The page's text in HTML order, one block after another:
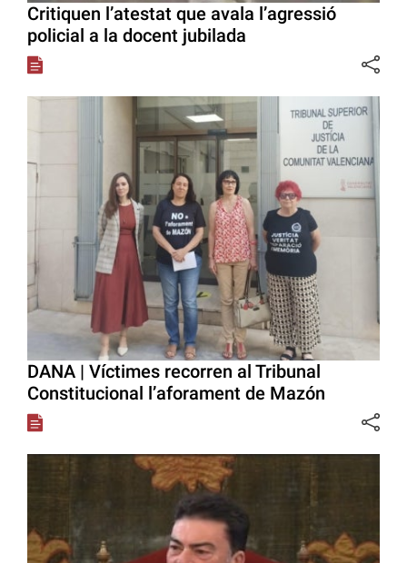
Critiquen l’atestat que avala l’agressió
policial a la docent jubilada
DANA | Víctimes recorren al Tribunal
Constitucional l’aforament de Mazón